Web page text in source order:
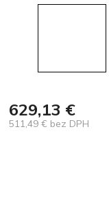
629,13 €
511,49 € bez DPH